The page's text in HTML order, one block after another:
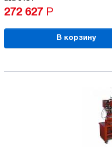
272 627 Р
В корзину